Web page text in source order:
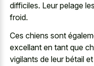
difficiles. Leur pelage
froid.
Ces chiens sont
excellant en tant que
vigilants de leur bétail